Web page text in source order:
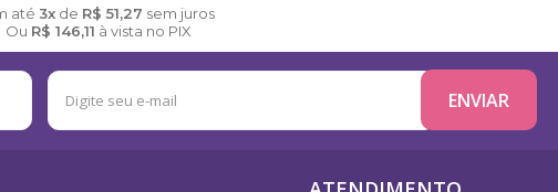
até 3xde R$ 51,27 sem juros
Ou R$146,11 à vista no PIX